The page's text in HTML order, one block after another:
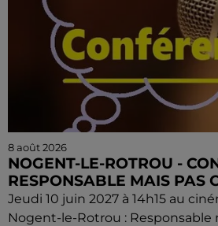
8 août 2026
NOGENT-LE-ROTROU -
RESPONSABLE MAIS PAS
Jeudi 10 juin 2027 à 14h15 au
Nogent-le-Rotrou : Responsable